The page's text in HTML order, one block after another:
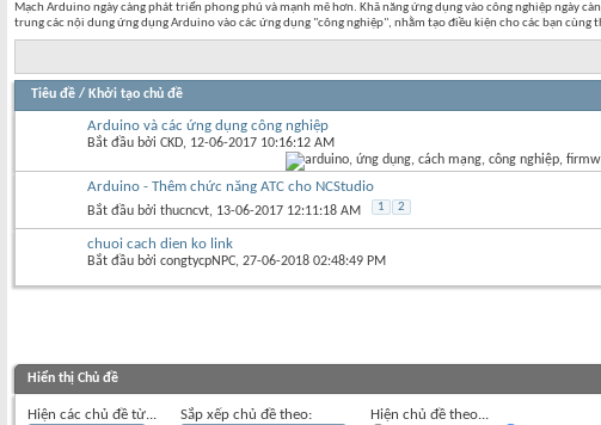
Mạch Arduino ngày càng phát triển phong phú và mạnh mẽ hơn. Khã năng ứng dụng vào công nghiệp ngày
trung các nội dung ứng dụng Arduino vào các ứng dụng "công nghiệp", nhằm tạo điều kiện cho các bạn
Tiêu đề / Khởi tạo chủ đề
Arduino và các ứng dụng công nghiệp
Bắt đầu bởi CKD‎, 12-06-2017 10:16:12 AM
Arduino - Thêm chức năng ATC cho NCStudio
Bắt đầu bởi thucncvt‎, 13-06-2017 12:11:18 AM 1 2
chuoi cach dien ko link
Bắt đầu bởi congtycpNPC‎, 27-06-2018 02:48:49 PM
Hiển thị Chủ đề
Hiện các chủ đề từ... Sắp xếp chủ đề theo:
Hiện chủ đề theo...